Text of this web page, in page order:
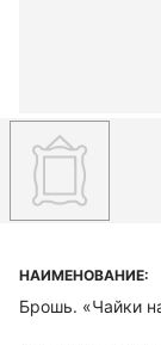
НАИМЕНОВАНИЕ:
Брошь. «Чайки